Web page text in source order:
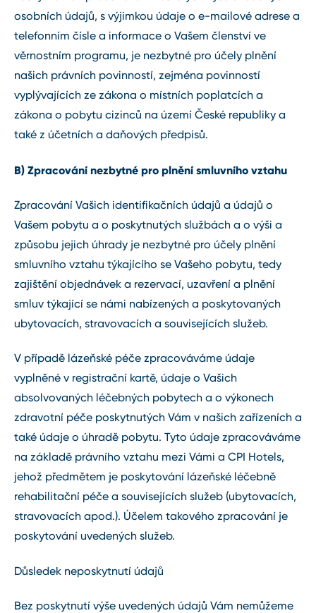
osobních údajů, s výjimkou údaje o e-mailové adrese a
telefonním čísle a informace o Vašem členství ve
věrnostním programu, je nezbytné pro účely plnění
našich právních povinností, zejména povinností
vyplývajících ze zákona o místních poplatcích a
zákona o pobytu cizinců na území České republiky a
také z účetních a daňových předpisů.
B) Zpracování nezbytné pro plnění smluvního vztahu
Zpracování Vašich identifikačních údajů a údajů o
Vašem pobytu a o poskytnutých službách a o výši a
způsobu jejich úhrady je nezbytné pro účely plnění
smluvního vztahu týkajícího se Vašeho pobytu, tedy
zajištění objednávek a rezervací, uzavření a plnění
smluv týkající se námi nabízených a poskytovaných
ubytovacích, stravovacích a souvisejících služeb.
V případě lázeňské péče zpracováváme údaje
vyplněné v registrační kartě, údaje o Vašich
absolvovaných léčebných pobytech a o výkonech
zdravotní péče poskytnutých Vám v našich zařízeních a
také údaje o úhradě pobytu. Tyto údaje zpracováváme
na základě právního vztahu mezi Vámi a CPI Hotels,
jehož předmětem je poskytování lázeňské léčebně
rehabilitační péče a souvisejících služeb (ubytovacích,
stravovacích apod.). Účelem takového zpracování je
poskytování uvedených služeb.
Důsledek neposkytnutí údajů
Bez poskytnutí výše uvedených údajů Vám nemůžeme